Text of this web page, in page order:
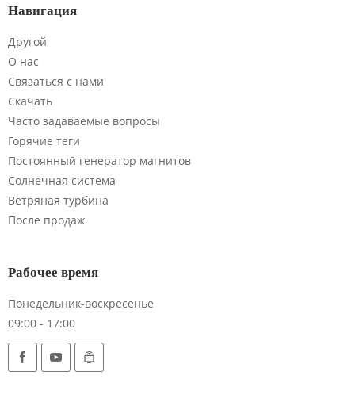
Навигация
Другой
О нас
Связаться с нами
Скачать
Часто задаваемые вопросы
Горячие теги
Постоянный генератор магнитов
Солнечная система
Ветряная турбина
После продаж
Рабочее время
Понедельник-воскресенье
09:00 - 17:00